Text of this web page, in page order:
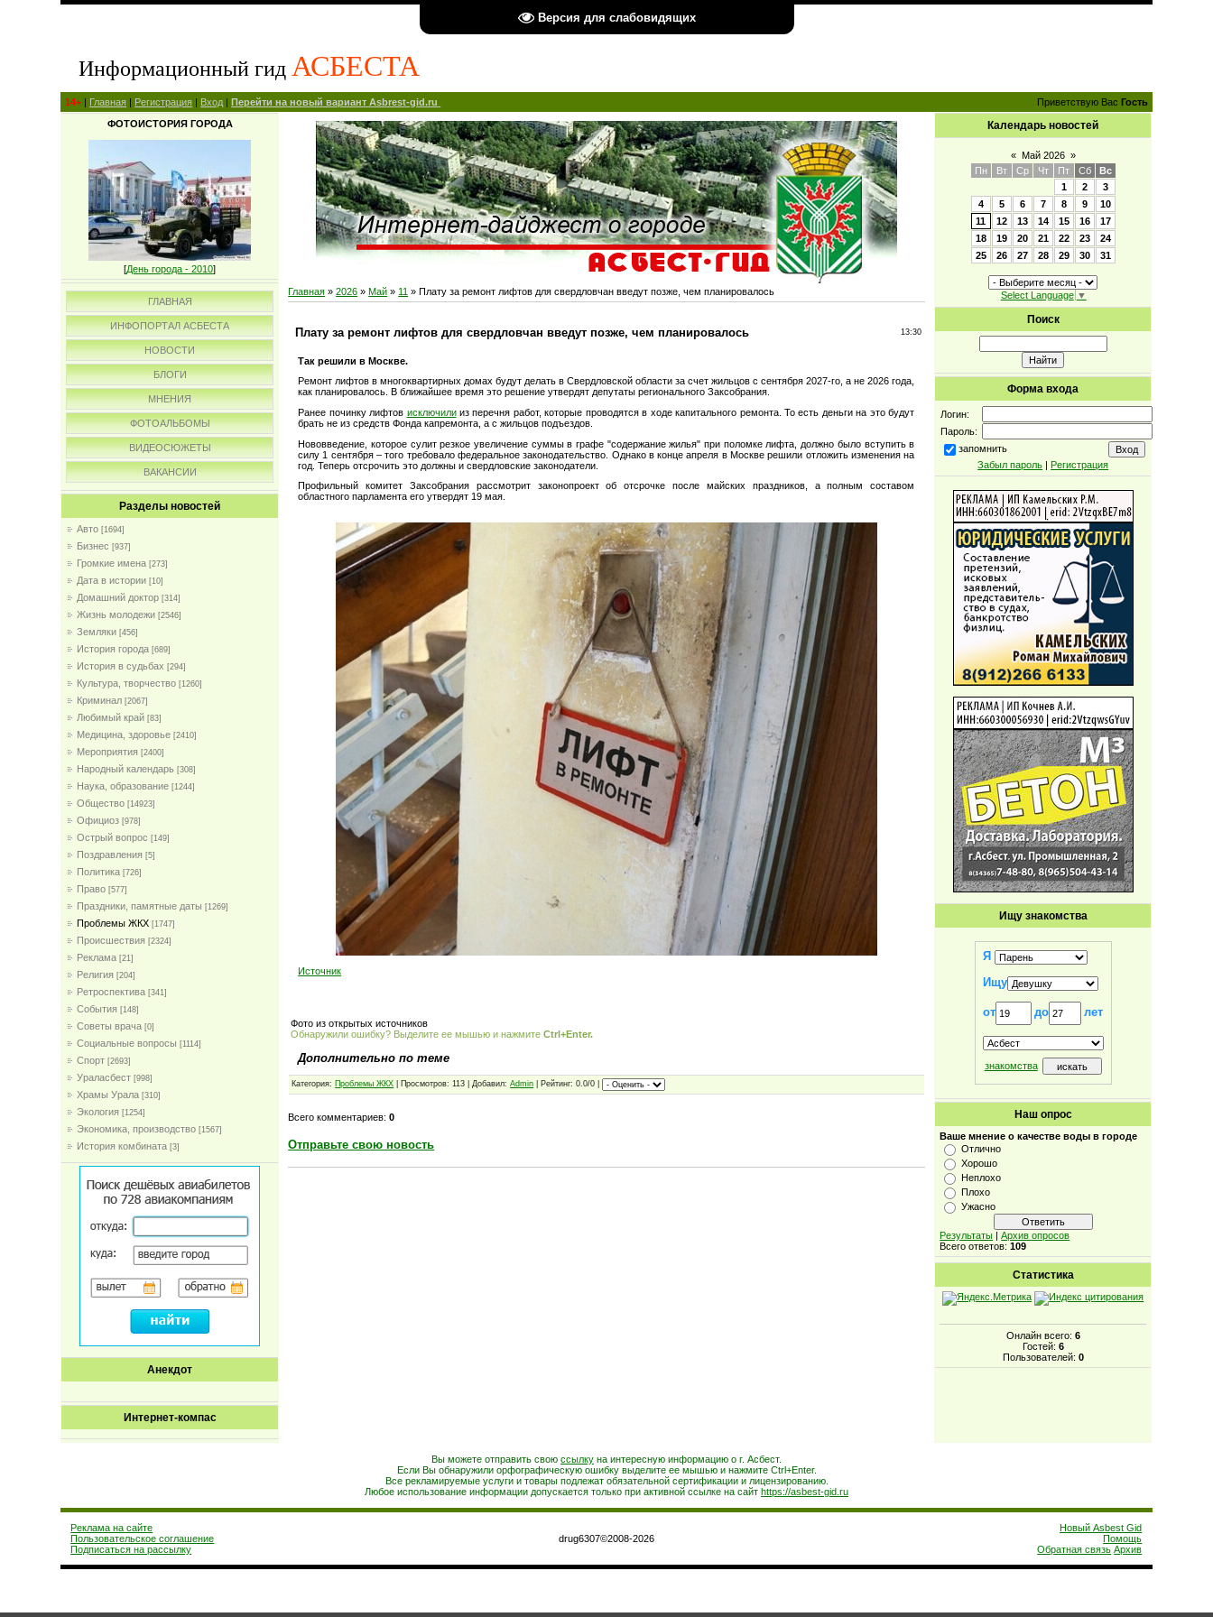
Версия для слабовидящих
Информационный гид АСБЕСТА
14+ | Главная | Регистрация | Вход |Перейти на новый вариант Asbrest-gid.ru Приветствую Вас Гость
ФОТОИСТОРИЯ ГОРОДА
[День города - 2010]
ГЛАВНАЯ
ИНФОПОРТАЛ АСБЕСТА
НОВОСТИ
БЛОГИ
МНЕНИЯ
ФОТОАЛЬБОМЫ
ВИДЕОСЮЖЕТЫ
ВАКАНСИИ
Разделы новостей
Авто [1694]
Бизнес [937]
Громкие имена [273]
Дата в истории [10]
Домашний доктор [314]
Жизнь молодежи [2546]
Земляки [456]
История города [689]
История в судьбах [294]
Культура, творчество [1260]
Криминал [2067]
Любимый край [83]
Медицина, здоровье [2410]
Мероприятия [2400]
Народный календарь [308]
Наука, образование [1244]
Общество [14923]
Официоз [978]
Острый вопрос [149]
Поздравления [5]
Политика [726]
Право [577]
Праздники, памятные даты [1269]
Проблемы ЖКХ [1747]
Проиcшествия [2324]
Реклама [21]
Религия [204]
Ретроспектива [341]
События [148]
Советы врача [0]
Социальные вопросы [1114]
Спорт [2693]
Ураласбест [998]
Храмы Урала [310]
Экология [1254]
Экономика, производство [1567]
История комбината [3]
Анекдот
Интернет-компас
Главная »2026 » Май » 11 » Плату за ремонт лифтов для свердловчан введут позже, чем планировалось
Плату за ремонт лифтов для свердловчан введут позже, чем планировалось 13:30
Так решили в Москве.
Ремонт лифтов в многоквартирных домах будут делать в Свердловской области за счет жильцов с сентября 2027-го, а не 2026 года,
как планировалось. В ближайшее время это решение утвердят депутаты регионального Заксобрания.
Ранее починку лифтов исключилииз перечня работ, которые проводятся в ходе капитального ремонта. То есть деньги на это будут
брать не из средств Фонда капремонта, а с жильцов подъездов.
Нововведение, которое сулит резкое увеличение суммы в графе "содержание жилья" при поломке лифта, должно было вступить в
силу 1 сентября – того требовало федеральное законодательство. Однако в конце апреля в Москве решили отложить изменения на
год. Теперь отсрочить это должны и свердловские законодатели.
Профильный комитет Заксобрания рассмотрит законопроект об отсрочке после майских праздников, а полным составом
областного парламента его утвердят 19 мая.
Источник
Фото из открытых источников
Обнаружили ошибку? Выделите ее мышью и нажмитеCtrl+Enter.
Дополнительно по теме
Категория: Проблемы ЖКХ | Просмотров: 113 | Добавил:Admin | Рейтинг: 0.0/0 |
Всего комментариев:0
Отправьте свою новость
Календарь новостей
« Май 2026 »
Пн
Вт Ср Чт Пт Сб
Вс
1
2
3
4
5 6 7 8 9
10
11
12 13 14 15 16
17
18
19 20 21 22 23
24
25
26 27 28 29 30 31
Select Language ▼
Поиск
Форма входа
Логин:
Пароль:
запомнить
Забыл пароль | Регистрация
Ищу знакомства
Я
Ищу
от до лет
знакомства
Наш опрос
Ваше мнение о качестве воды в городе
Отлично
Хорошо
Неплохо
Плохо
Ужасно
Результаты |Архив опросов
Всего ответов:109
Статистика
Онлайн всего: 6
Гостей: 6
Пользователей: 0
Вы можете отправить свою ссылку на интересную информацию о г. Асбест.
Если Вы обнаружили орфографическую ошибку выделите ее мышью и нажмите Ctrl+Enter.
Все рекламируемые услуги и товары подлежат обязательной сертификации и лицензированию.
Любое использование информации допускается только при активной ссылке на сайт https://asbest-gid.ru
Реклама на сайте
Пользовательское соглашение
Подписаться на рассылку
drug6307©2008-2026
Новый Asbest Gid
Помощь
Обратная связь Архив